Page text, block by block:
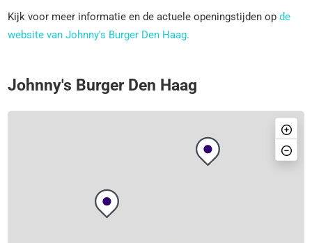
Kijk voor meer informatie en de actuele openingstijden opde
website van Johnny's Burger Den Haag.
Johnny's Burger Den Haag